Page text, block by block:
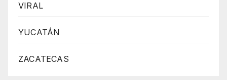
VIRAL
YUCATÁN
ZACATECAS